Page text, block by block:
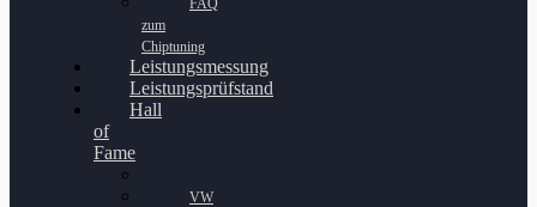
FAQ
zum
Chiptuning
Leistungsmessung
Leistungsprüfstand
Hall
of
Fame
VW